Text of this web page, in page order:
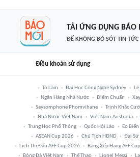
TẢI ỨNG DỤNG BÁO
ĐỂ KHÔNG BỎ SÓT TIN TỨC
Điều khoản sử dụng
Tô Lâm Đại Học Công Nghệ Sydney
Ngân Hàng Nhà Nước
Điểm Chuẩn
Saysomphone Phomvihane
Trịnh Khắc
Nhà Nước Việt Nam
Việt Nam-Australia
Trung Học Phổ Thông
Quốc Hội Lào Eo
ASEAN Cup 2026
Chủ Tịch HĐND Đại Sứ
Lịch Thi Đấu AFF Cup 2026
Bảng Xếp Hạng AFF
Bóng Đá Việt Nam
Thể Thao Lionel Messi